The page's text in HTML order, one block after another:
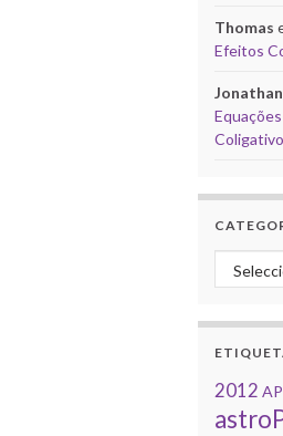
Thomas
Efeitos
2012